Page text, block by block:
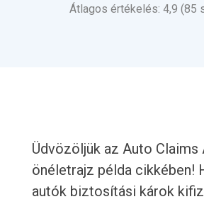
Átlagos értékelés: 4,9 (85
Üdvözöljük az Auto Claims
önéletrajz példa cikkében!
autók biztosítási károk